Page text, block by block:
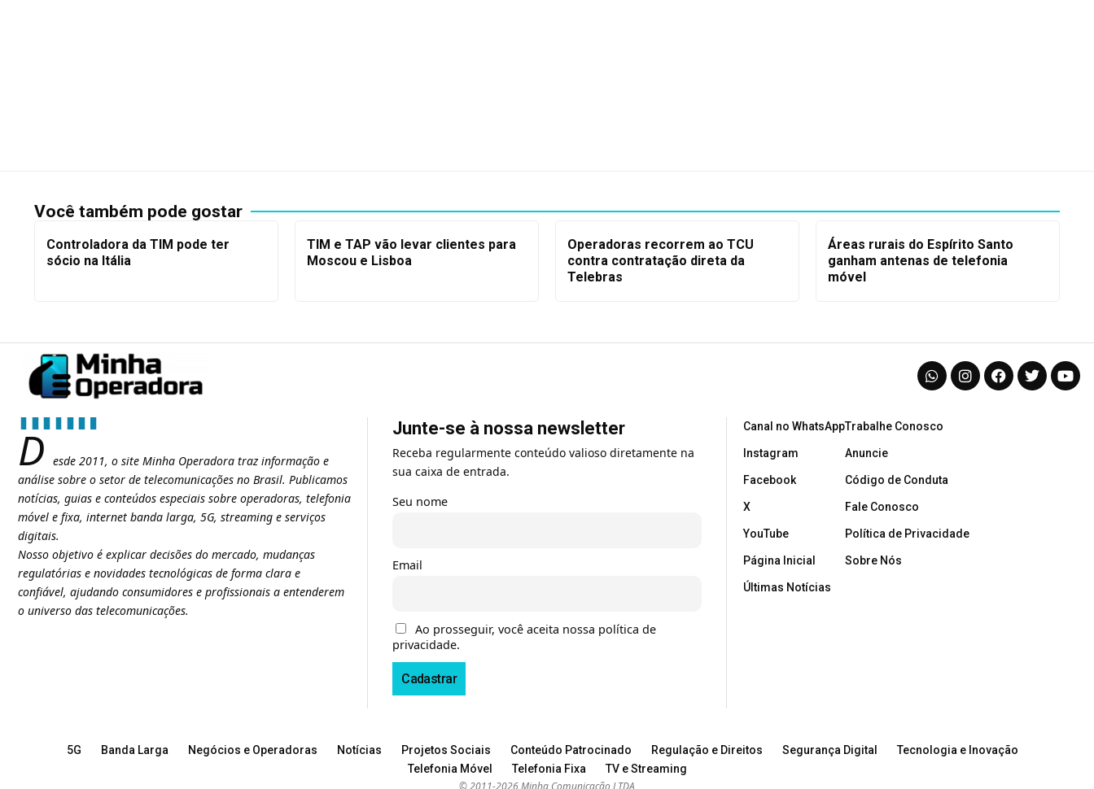
Você também pode gostar
Controladora da TIM pode ter
sócio na Itália
TIM e TAP vão levar clientes para
Moscou e Lisboa
Operadoras recorrem ao TCU
contra contratação direta da
Telebras
Áreas rurais do Espírito Santo
ganham antenas de telefonia
móvel
D esde 2011, o site Minha Operadora traz informação e
análise sobre o setor de telecomunicações no Brasil. Publicamos
notícias, guias e conteúdos especiais sobre operadoras, telefonia
móvel e fixa, internet banda larga, 5G, streaming e serviços
digitais.
Nosso objetivo é explicar decisões do mercado, mudanças
regulatórias e novidades tecnológicas de forma clara e
confiável, ajudando consumidores e profissionais a entenderem
o universo das telecomunicações.
Junte-se à nossa newsletter
Receba regularmente conteúdo valioso diretamente na
sua caixa de entrada.
Seu nome
Email
Ao prosseguir, você aceita nossa política de
privacidade.
Canal no WhatsApp
Instagram
Facebook
X
YouTube
Página Inicial
Últimas Notícias
Trabalhe Conosco
Anuncie
Código de Conduta
Fale Conosco
Política de Privacidade
Sobre Nós
5G Banda Larga Negócios e Operadoras Notícias Projetos Sociais Conteúdo Patrocinado Regulação e Direitos Segurança Digital
Tecnologia e Inovação
Telefonia Móvel
Telefonia Fixa TV e Streaming
© 2011-2026 Minha Comunicação LTDA